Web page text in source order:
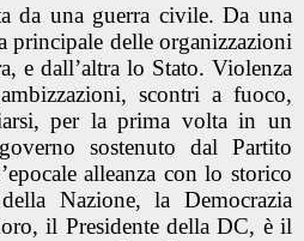
da una guerra civile. Da una
principale delle organizzazioni
e dall’altra lo Stato. Violenza
scontri a fuoco,
per la prima volta in un
sostenuto dal Partito
alleanza con lo storico
Nazione, la Democrazia
il Presidente della DC, è il